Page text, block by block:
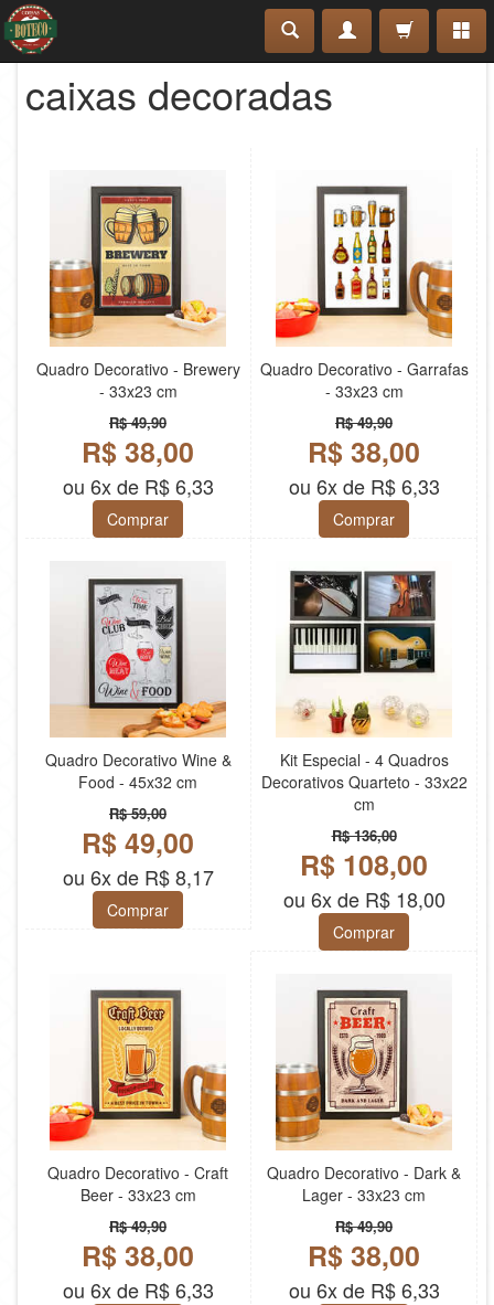
caixas decoradas
Quadro Decorativo - Brewery
- 33x23 cm
R$ 49,90
R$ 38,00
ou 6x de R$ 6,33
Comprar
Quadro Decorativo - Garrafas
- 33x23 cm
R$ 49,90
R$ 38,00
ou 6x de R$ 6,33
Comprar
Quadro Decorativo Wine &
Food - 45x32 cm
R$ 59,00
R$ 49,00
ou 6x de R$ 8,17
Comprar
Kit Especial - 4 Quadros
Decorativos Quarteto - 33x22
cm
R$ 136,00
R$ 108,00
ou 6x de R$ 18,00
Comprar
Quadro Decorativo - Craft
Beer - 33x23 cm
R$ 49,90
R$ 38,00
ou 6x de R$ 6,33
Quadro Decorativo - Dark &
Lager - 33x23 cm
R$ 49,90
R$ 38,00
ou 6x de R$ 6,33